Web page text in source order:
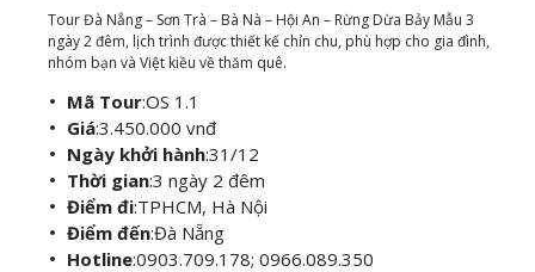
Tour Đà Nẵng – Sơn Trà – Bà Nà – Hội An – Rừng Dừa Bảy Mẫu 3
ngày 2 đêm, lịch trình được thiết kế chỉn chu, phù hợp cho gia đình,
nhóm bạn và Việt kiều về thăm quê.
Mã Tour:OS 1.1
Giá:3.450.000 vnđ
Ngày khởi hành:31/12
Thời gian:3 ngày 2 đêm
Điểm đi:TPHCM, Hà Nội
Điểm đến:Đà Nẵng
Hotline:0903.709.178; 0966.089.350